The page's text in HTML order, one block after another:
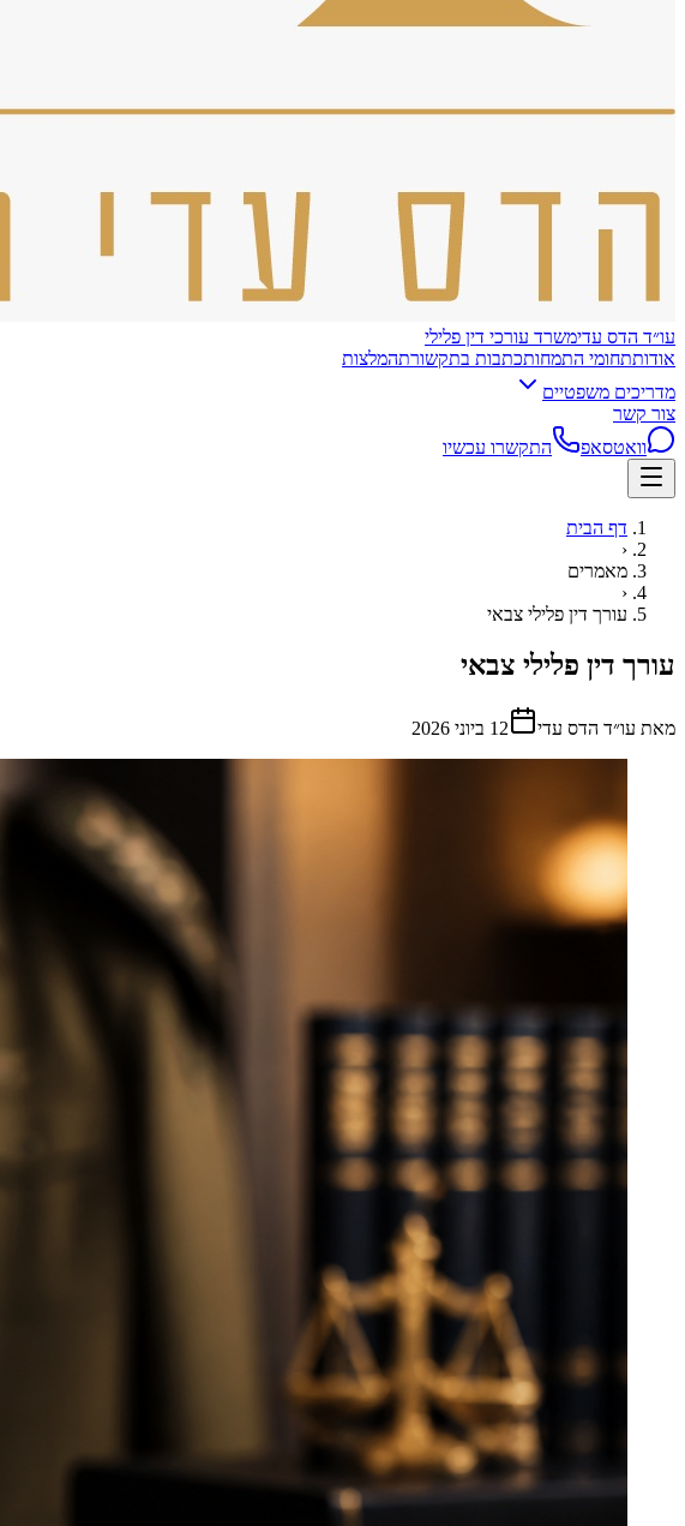
עו״ד הדס עדימשרד עורכי דין פלילי
אודותתחומי התמחותכתבות בתקשורתהמלצות
מדריכים משפטיים
צור קשר
וואטסאפ
התקשרו עכשיו
דף הבית
‹
מאמרים
‹
עורך דין פלילי צבאי
עורך דין פלילי צבאי
מאת עו״ד הדס עדי 12 ביוני 2026